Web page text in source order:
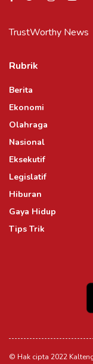
TrustWorthy News
Rubrik
Berita
Ekonomi
Olahraga
Nasional
Eksekutif
Legislatif
Hiburan
Gaya Hidup
Tips Trik
© Hak cipta 2022